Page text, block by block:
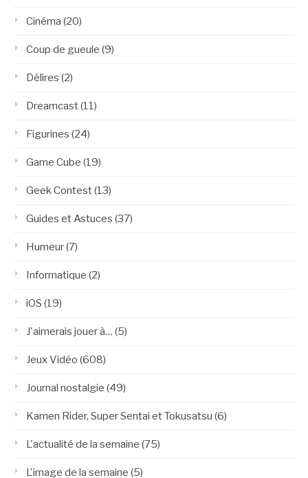
Cinéma (20)
Coup de gueule (9)
Délires (2)
Dreamcast(11)
Figurines (24)
Game Cube (19)
Geek Contest(13)
Guides et Astuces (37)
Humeur(7)
Informatique (2)
iOS (19)
J'aimerais jouer à… (5)
Jeux Vidéo (608)
Journal nostalgie (49)
Kamen Rider, Super Sentai et Tokusatsu (6)
L'actualité de la semaine (75)
L'image de la semaine (5)